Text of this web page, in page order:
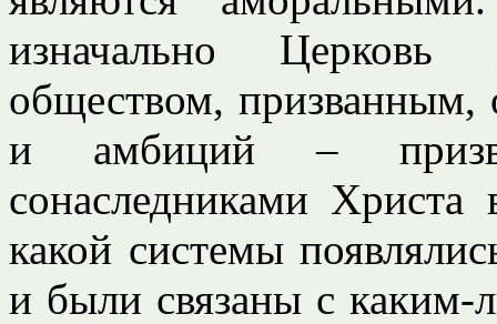
изначально
обществом, призванным,
и амбиций –
сонаследниками
какой системы
и были связаны с каким-